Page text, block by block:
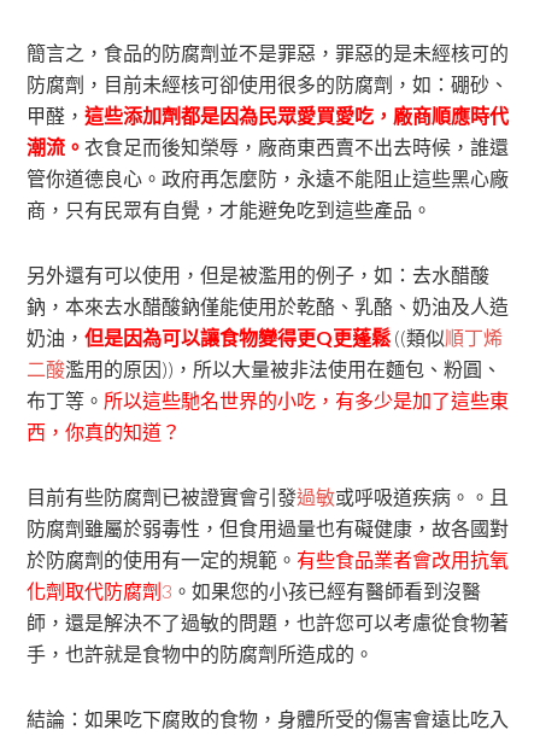
簡言之，食品的防腐劑並不是罪惡，罪惡的是未經核可的
防腐劑，目前未經核可卻使用很多的防腐劑，如：硼砂、
甲醛，這些添加劑都是因為民眾愛買愛吃，廠商順應時代
潮流。衣食足而後知榮辱，廠商東西賣不出去時候，誰還
管你道德良心。政府再怎麼防，永遠不能阻止這些黑心廠
商，只有民眾有自覺，才能避免吃到這些產品。
另外還有可以使用，但是被濫用的例子，如：去水醋酸
鈉，本來去水醋酸鈉僅能使用於乾酪、乳酪、奶油及人造
奶油，但是因為可以讓食物變得更Q更蓬鬆 ((類似順丁烯
二酸濫用的原因))，所以大量被非法使用在麵包、粉圓、
布丁等。 所以這些馳名世界的小吃，有多少是加了這些東
西，你真的知道？
目前有些防腐劑已被證實會引發過敏或呼吸道疾病。。且
防腐劑雖屬於弱毒性，但食用過量也有礙健康，故各國對
於防腐劑的使用有一定的規範。 有些食品業者會改用抗氧
化劑取代防腐劑3 。如果您的小孩已經有醫師看到沒醫
師，還是解決不了過敏的問題，也許您可以考慮從食物著
手，也許就是食物中的防腐劑所造成的。
結論：如果吃下腐敗的食物，身體所受的傷害會遠比吃入